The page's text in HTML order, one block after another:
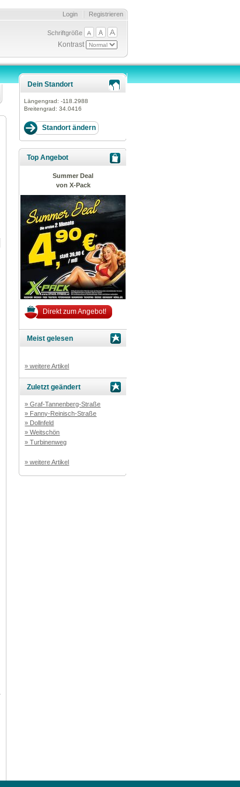
Registrieren
Login
Schriftgröße
Kontrast
Dein Standort
Längengrad: -118.2988
Breitengrad: 34.0416
Top Angebot
Summer Deal
von X-Pack
Direkt zum Angebot!
Meist gelesen
» weitere Artikel
Zuletzt geändert
» Graf-Tannenberg-Straße
» Fanny-Reinisch-Straße
» Dollnfeld
» Weitschön
» Turbinenweg
» weitere Artikel